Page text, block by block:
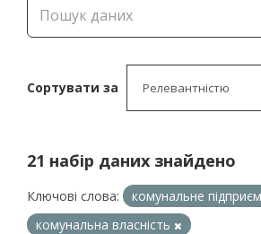
Сортувати за
21 набір даних знайдено
Ключові слова:
комунальне
комунальна власність